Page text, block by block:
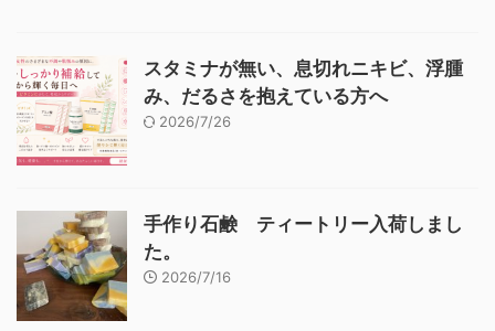
スタミナが無い、息切れニキビ、浮腫
み、だるさを抱えている方へ
2026/7/26
手作り石鹸 ティートリー入荷しまし
た。
2026/7/16